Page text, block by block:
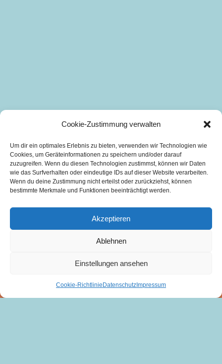
Cookie-Zustimmung verwalten
Um dir ein optimales Erlebnis zu bieten, verwenden wir Technologien wie
Cookies, um Geräteinformationen zu speichern und/oder darauf
zuzugreifen. Wenn du diesen Technologien zustimmst, können wir Daten
wie das Surfverhalten oder eindeutige IDs auf dieser Website verarbeiten.
Wenn du deine Zustimmung nicht erteilst oder zurückziehst, können
bestimmte Merkmale und Funktionen beeinträchtigt werden.
Akzeptieren
Ablehnen
Einstellungen ansehen
Cookie-Richtlinie Datenschutz Impressum
Kontakt
Geschwister-Scholl-Straße 12
15377 Waldsieversdorf